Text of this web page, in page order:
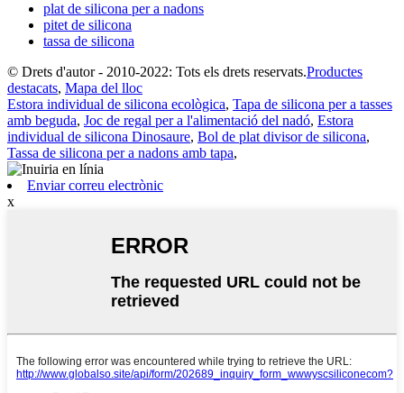
plat de silicona per a nadons
pitet de silicona
tassa de silicona
© Drets d'autor - 2010-2022: Tots els drets reservats.Productes
destacats, Mapa del lloc
Estora individual de silicona ecològica, Tapa de silicona per a tasses
amb beguda, Joc de regal per a l'alimentació del nadó, Estora
individual de silicona Dinosaure, Bol de plat divisor de silicona,
Tassa de silicona per a nadons amb tapa,
Enviar correu electrònic
x